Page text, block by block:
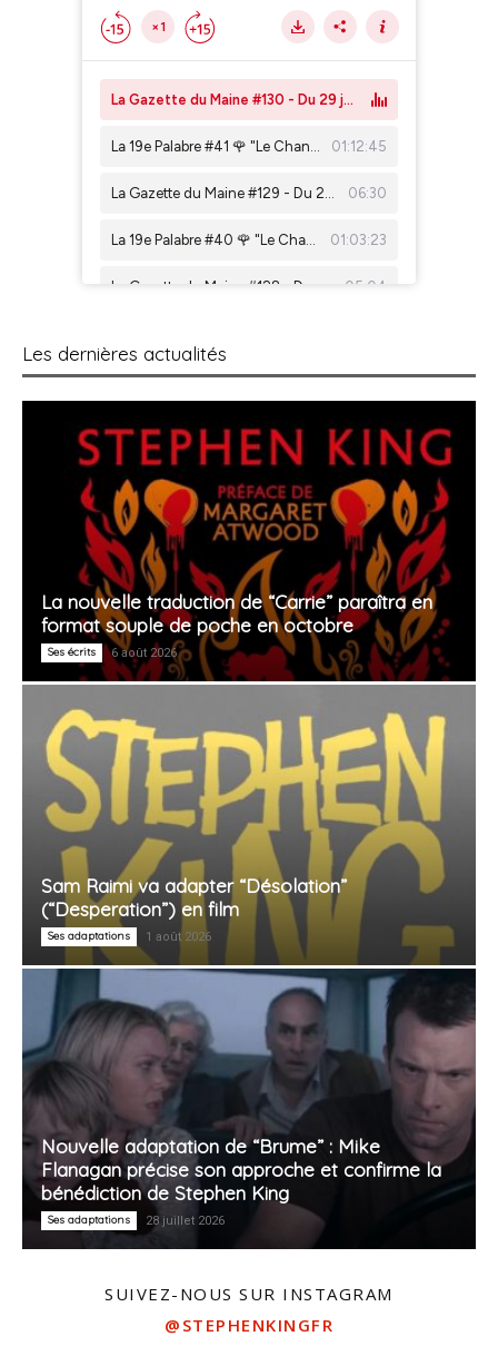
Les dernières actualités
La nouvelle traduction de “Carrie” paraîtra en
format souple de poche en octobre
Ses écrits 6 août 2026
Sam Raimi va adapter “Désolation”
(“Desperation”) en film
Ses adaptations 1 août 2026
Nouvelle adaptation de “Brume” : Mike
Flanagan précise son approche et confirme la
bénédiction de Stephen King
Ses adaptations 28 juillet 2026
SUIVEZ-NOUS SUR INSTAGRAM
@STEPHENKINGFR